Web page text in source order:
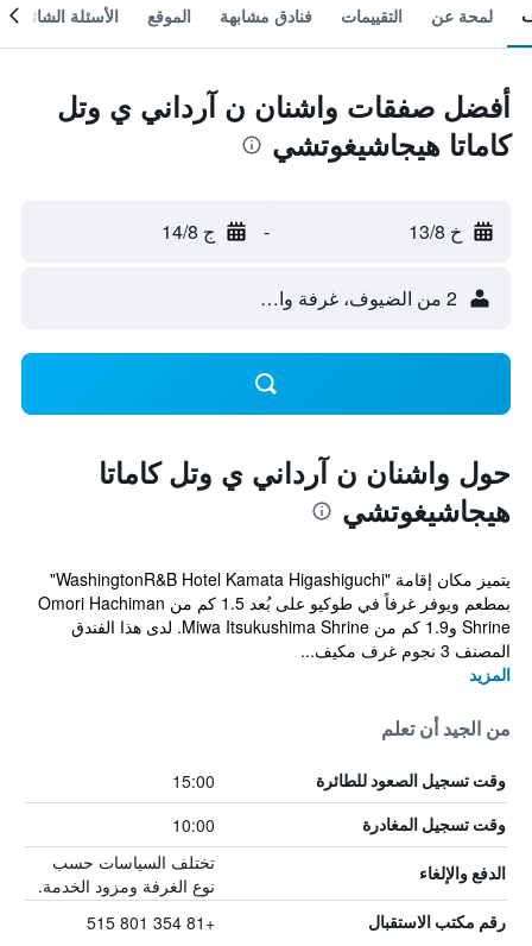
لمحة عن التقييمات فنادق مشابهة الموقع الأسئلة الشائعة
أفضل صفقات واشنان ن آرداني ي وتل
كاماتا هيجاشيغوتشي
خ 13/8 - ج 14/8
2 من الضيوف، غرفة واحدة
حول واشنان ن آرداني ي وتل كاماتا
هيجاشيغوتشي
يتميز مكان إقامة "WashingtonR&B Hotel Kamata Higashiguchi"
بمطعم ويوفر غرفاً في طوكيو على بُعد 1.5 كم من Omori Hachiman
Shrine و1.9 كم من Miwa Itsukushima Shrine. لدى هذا الفندق
المصنف 3 نجوم غرف مكيف...
المزيد
من الجيد أن تعلم
وقت تسجيل الصعود للطائرة 15:00
وقت تسجيل المغادرة 10:00
الدفع والإلغاء
تختلف السياسات حسب
نوع الغرفة ومزود الخدمة.
رقم مكتب الاستقبال +81 354 801 515